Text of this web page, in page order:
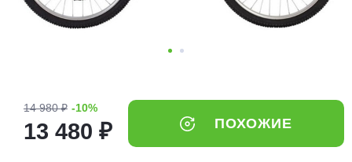
14 980 ₽ -10%
13 480 ₽ ПОХОЖИЕ
Оплачивайте сегодня только
25% картой любого банка
выбранный способом
75% будут